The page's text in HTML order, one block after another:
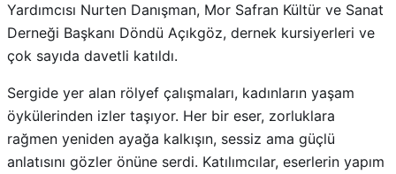
Yardımcısı Nurten Danışman, Mor Safran Kültür ve Sanat
Derneği Başkanı Döndü Açıkgöz, dernek kursiyerleri ve
çok sayıda davetli katıldı.
Sergide yer alan rölyef çalışmaları, kadınların yaşam
öykülerinden izler taşıyor. Her bir eser, zorluklara
rağmen yeniden ayağa kalkışın, sessiz ama güçlü
anlatısını gözler önüne serdi. Katılımcılar, eserlerin yapım